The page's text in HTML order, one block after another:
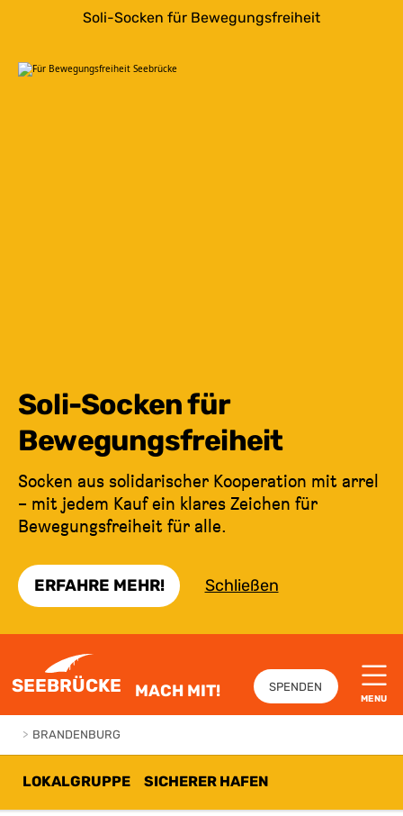
Soli-Socken für Bewegungsfreiheit
Soli-Socken für
Bewegungsfreiheit
Socken aus solidarischer Kooperation mit arrel
– mit jedem Kauf ein klares Zeichen für
Bewegungsfreiheit für alle.
ERFAHRE MEHR! Schließen
SEEBRÜCKE MACH MIT! SPENDEN
MENU
> BRANDENBURG
LOKALGRUPPE SICHERER HAFEN